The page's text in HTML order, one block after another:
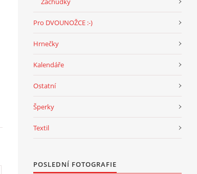
Pro DVOUNOŽCE :-)
Hrnečky
Kalendáře
Ostatní
Šperky
Textil
POSLEDNÍ FOTOGRAFIE